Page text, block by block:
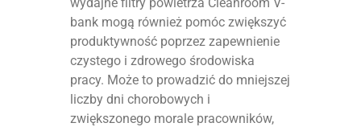
bank mogą również pomóc zwiększyć
produktywność poprzez zapewnienie
czystego i zdrowego środowiska
pracy. Może to prowadzić do mniejszej
liczby dni chorobowych i
zwiększonego morale pracowników,